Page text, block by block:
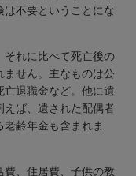
不要ということにな
それに比べて死亡後の
ません。主なものは公
亡退職金など。他に遺
えば、遺された配偶者
齢年金も含まれま
、住居費、子供の教